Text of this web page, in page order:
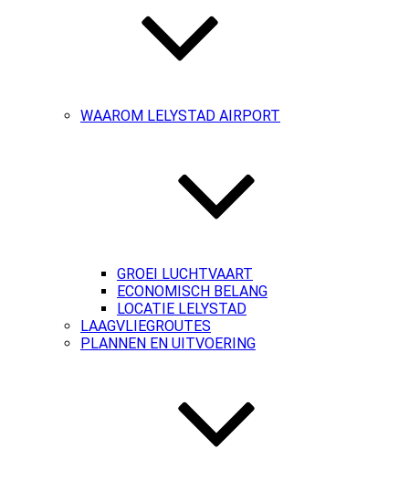
WAAROM LELYSTAD AIRPORT
GROEI LUCHTVAART
ECONOMISCH BELANG
LOCATIE LELYSTAD
LAAGVLIEGROUTES
PLANNEN EN UITVOERING